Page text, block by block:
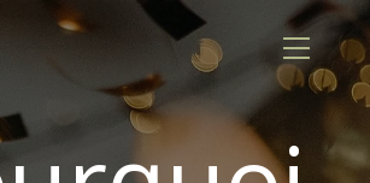
cookies